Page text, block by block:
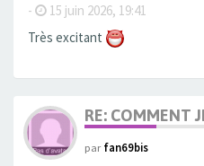
- 15 juin 2026, 19:41
Très excitant
RE: COMMENT
parfan69bis